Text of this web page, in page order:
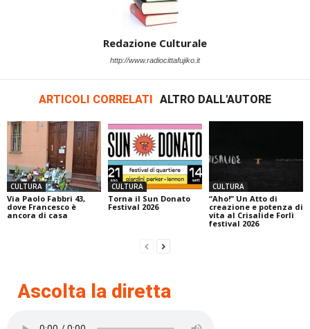
Redazione Culturale
http://www.radiocittafujiko.it
ARTICOLI CORRELATI ALTRO DALL'AUTORE
CULTURA
Via Paolo Fabbri 43,
dove Francesco è
ancora di casa
CULTURA
Torna il Sun Donato
Festival 2026
CULTURA
“Aho!” Un Atto di
creazione e potenza di
vita al Crisalide Forlì
festival 2026
Ascolta la diretta